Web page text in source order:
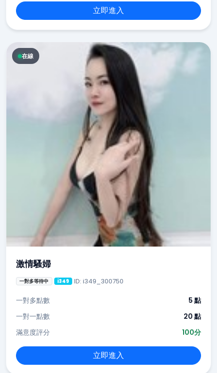
立即進入
在線
激情騷婦
一對多等待中 i349 ID: i349_300750
一對多點數
5 點
一對一點數
20 點
滿意度評分
100分
立即進入